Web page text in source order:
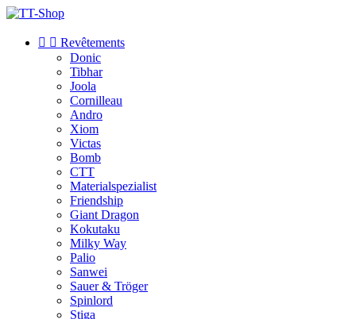
  Revêtements
Donic
Tibhar
Joola
Cornilleau
Andro
Xiom
Victas
Bomb
CTT
Materialspezialist
Friendship
Giant Dragon
Kokutaku
Milky Way
Palio
Sanwei
Sauer & Tröger
Spinlord
Stiga